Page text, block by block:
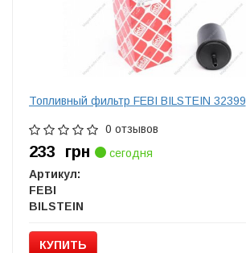
Топливный фильтр FEBI BILSTEIN 32399
0 отзывов
233 грн
сегодня
Артикул:
FEBI
BILSTEIN
КУПИТЬ